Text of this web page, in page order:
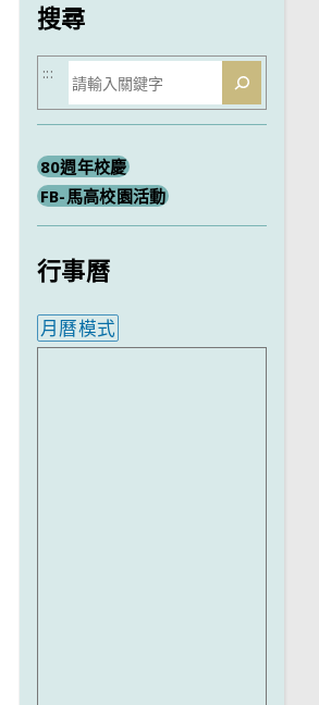
搜尋
搜
尋
:::
80週年校慶
FB-馬高校園活動
行事曆
月曆模式